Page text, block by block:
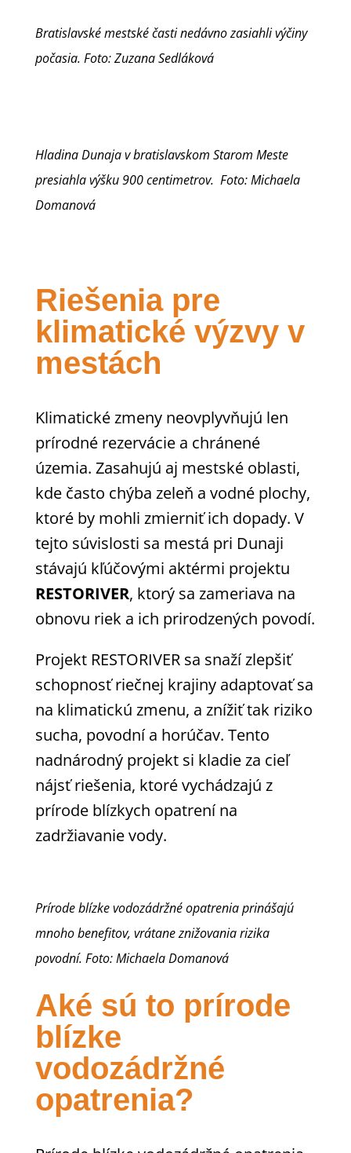
Bratislavské mestské časti nedávno zasiahli výčiny
počasia. Foto: Zuzana Sedláková
Hladina Dunaja v bratislavskom Starom Meste
presiahla výšku 900 centimetrov. Foto: Michaela
Domanová
Riešenia pre
klimatické výzvy v
mestách
Klimatické zmeny neovplyvňujú len
prírodné rezervácie a chránené
územia. Zasahujú aj mestské oblasti,
kde často chýba zeleň a vodné plochy,
ktoré by mohli zmierniť ich dopady. V
tejto súvislosti sa mestá pri Dunaji
stávajú kľúčovými aktérmi projektu
RESTORIVER, ktorý sa zameriava na
obnovu riek a ich prirodzených povodí.
Projekt RESTORIVER sa snaží zlepšiť
schopnosť riečnej krajiny adaptovať sa
na klimatickú zmenu, a znížiť tak riziko
sucha, povodní a horúčav. Tento
nadnárodný projekt si kladie za cieľ
nájsť riešenia, ktoré vychádzajú z
prírode blízkych opatrení na
zadržiavanie vody.
Prírode blízke vodozádržné opatrenia prinášajú
mnoho benefitov, vrátane znižovania rizika
povodní. Foto: Michaela Domanová
Aké sú to prírode
blízke
vodozádržné
opatrenia?